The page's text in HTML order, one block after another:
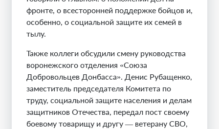
фронте, о всесторонней поддержке бойцов и,
особенно, о социальной защите их семей в
тылу.
Также коллеги обсудили смену руководства
воронежского отделения «Союза
Добровольцев Донбасса». Денис Рубащенко,
заместитель председателя Комитета по
труду, социальной защите населения и делам
защитников Отечества, передал пост своему
боевому товарищу и другу — ветерану СВО,